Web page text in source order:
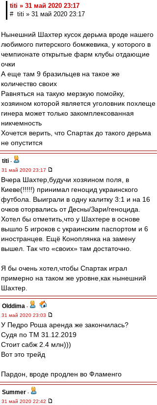
titi » 31 май 2020 23:17
# titi » 31 май 2020 23:17
Нынешний Шахтер кусок дерьма вроде нашего
любимого питерского бомжевика, у которого в
чемпионате открытые фарм клубы отдающие
очки
А еще там 9 бразильцев на такое же
количество своих
Равняться на такую мерзкую помойку,
хозяином которой является уголовник похлеще
гинера может только закомплексованная
никчемность
Хочется верить, что Спартак до такого дерьма
не опустится
titi -
31 май 2020 23:17
Вчера Шахтер,будучи хозяином поля, в
Киеве(!!!!!) принимал геноцид украинского
футбола. Выиграли в одну калитку 3:1 и на 16
очков оторвались от Десны/Зари/геноцида.
Хотел бы отметить,что у Шахтере в основе
вышло 5 игроков с украинским паспортом и 6
иностранцев. Ещё Коноплянка на замену
вышел. Так что «своих» там достаточно.
Я бы очень хотел,чтобы Спартак играл
примерно на таком же уровне,как нынешний
Шахтер.
Olddima -
31 май 2020 23:03
У Педро Роша аренда же закончилась?
Судя по ТМ 31.12.2019
Стоит сабж 2.4 млн)))
Вот это трейд
Пардон, вроде продлен во Фламенго
Summer -
31 май 2020 22:42